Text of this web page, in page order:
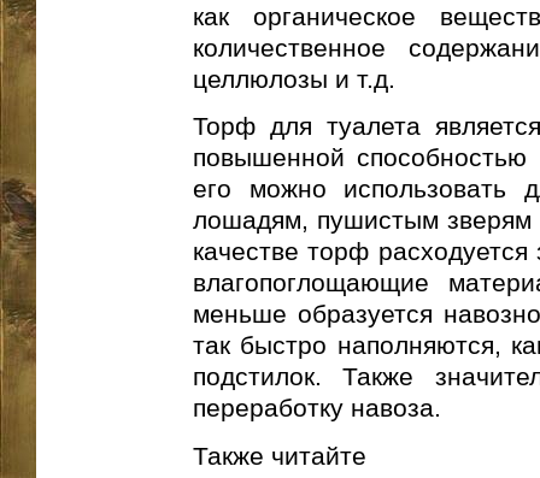
как органическое
количественное
целлюлозы и т.д.
Торф для туалета
повышенной способностью
его можно использовать
лошадям, пушистым зверям
качестве торф
влагопоглощающие
меньше образуется
так быстро наполняются,
подстилок. Также
переработку навоза.
Также читайте